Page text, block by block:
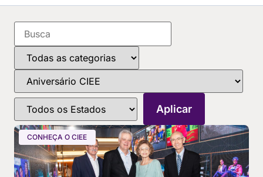
CONHEÇA O CIEE